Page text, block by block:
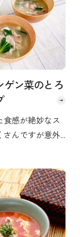
ゲン菜のとろ
食感が絶妙なス
さんですが意外
られます。